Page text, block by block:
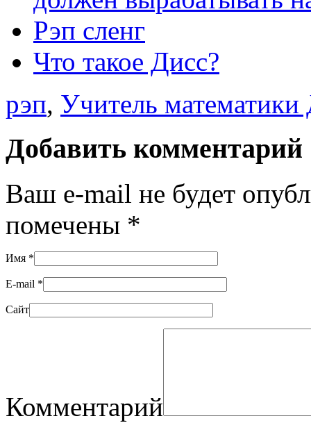
Рэп сленг
Что такое Дисс?
рэп, Учитель
Добавить комментарий
Ваш e-mail не будет
помечены *
Имя *
E-mail *
Сайт
Комментарий